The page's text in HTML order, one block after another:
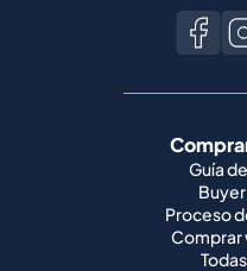
Guía
Proceso
Comprar